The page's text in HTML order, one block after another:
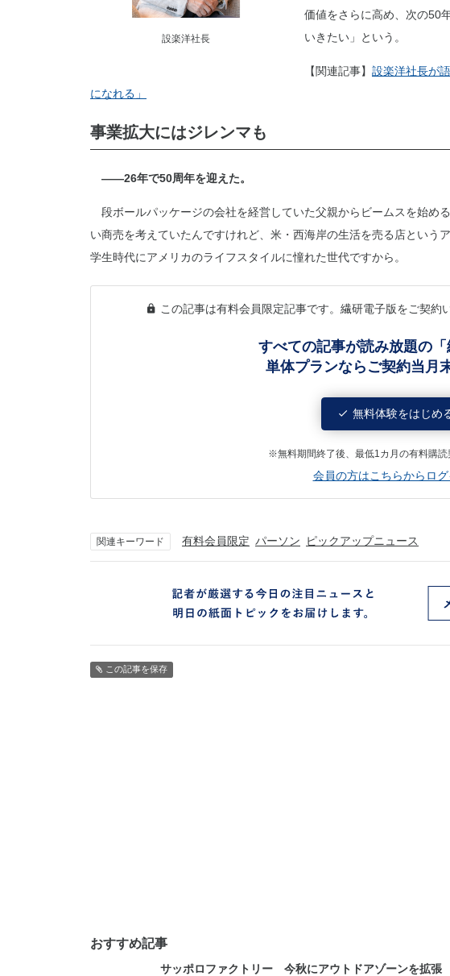
設楽洋社長
価値をさらに高め、次の50
いきたい」という。
【関連記事】 設楽洋社長が
になれる」
事業拡大にはジレンマも
――26年で50周年を迎えた。
段ボールパッケージの会社を経営していた父親からビームスを始め
い商売を考えていたんですけれど、米・西海岸の生活を売る店という
学生時代にアメリカのライフスタイルに憧れた世代ですから。
この記事は有料会員限定記事です。繊研電子版をご契約
すべての記事が読み放題の「
単体プランならご契約当月
無料体験をはじめ
※無料期間終了後、最低1カ月の有料購読
会員の方はこちらからロ
関連キーワード 有料会員限定 パーソン ピックアップニュース
この記事を保存
おすすめ記事
サッポロファクトリー 今秋にアウトドアゾーンを拡張